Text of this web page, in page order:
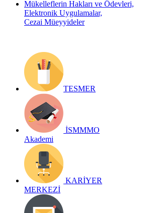
Mükelleflerin Hakları ve Ödevleri,
Elektronik Uygulamalar,
Cezai Müeyyideler
TESMER
İSMMMO
Akademi
KARİYER
MERKEZİ